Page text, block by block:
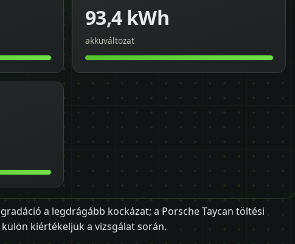
93,4 kWh
akkuváltozat
a legdrágább kockázat; a Porsche Taycan töltési
kiértékeljük a vizsgálat során.